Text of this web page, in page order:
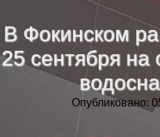
В Фокинском
25 сентября на
Опубликовано:
Тренды новостей »
Рубрики»